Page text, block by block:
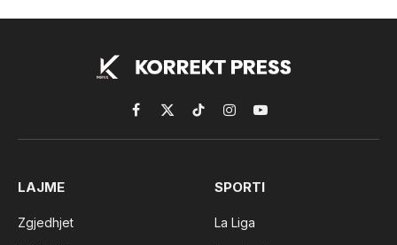
Facebook
X
(Twitter)
TikTokInstagramYouTube
LAJME
Zgjedhjet
SPORTI
La Liga